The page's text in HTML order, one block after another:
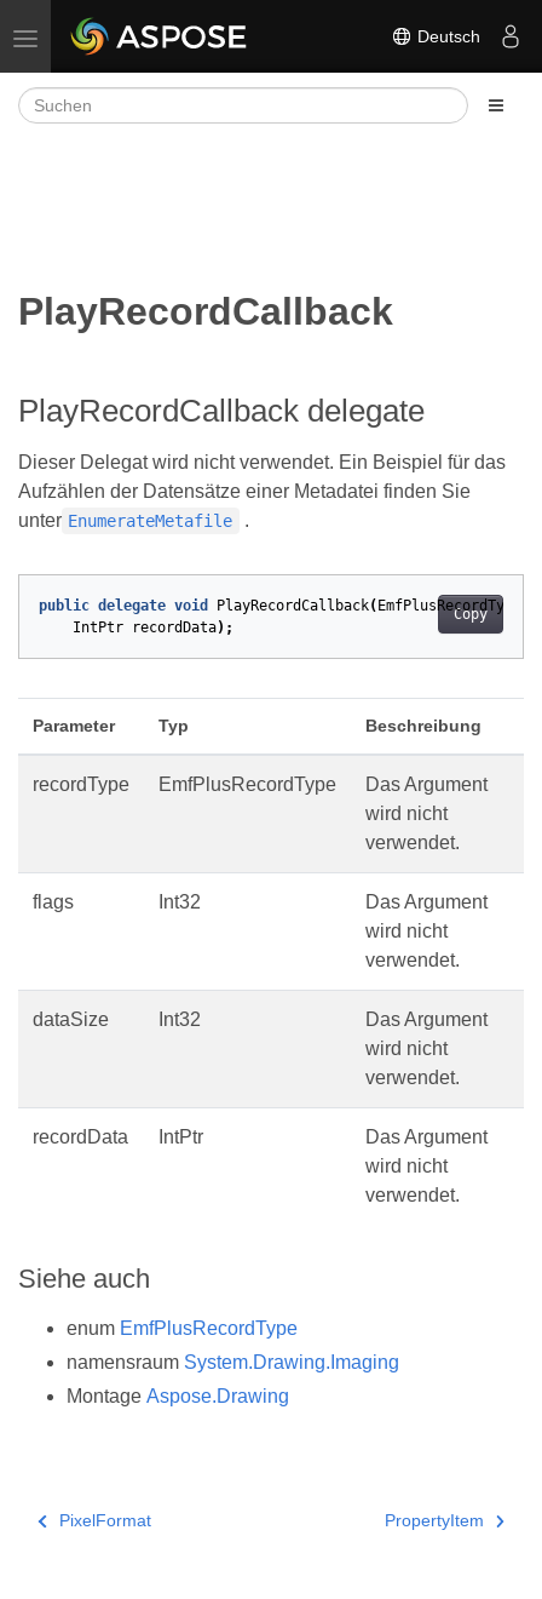
Navigation umschalten Deutsch
PlayRecordCallback
PlayRecordCallback delegate
Dieser Delegat wird nicht verwendet. Ein Beispiel für das
Aufzählen der Datensätze einer Metadatei finden Sie
unter EnumerateMetafile .
Copy
public delegate void PlayRecordCallback( EmfPlusRecordType
IntPtr
recordData);
Parameter Typ Beschreibung
recordType EmfPlusRecordType
Das Argument
wird nicht
verwendet.
flags Int32
Das Argument
wird nicht
verwendet.
dataSize Int32
Das Argument
wird nicht
verwendet.
recordData IntPtr
Das Argument
wird nicht
verwendet.
Siehe auch
enum EmfPlusRecordType
namensraum System.Drawing.Imaging
Montage Aspose.Drawing
PixelFormat PropertyItem